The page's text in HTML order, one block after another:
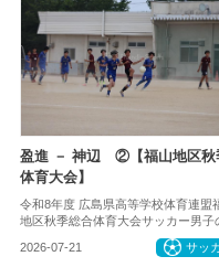
盈進 － 神辺 ②【福山地区秋
体育大会】
令和8年度 広島県高等学校体育連盟
地区秋季総合体育大会サッカー男子
2026-07-21 サッ